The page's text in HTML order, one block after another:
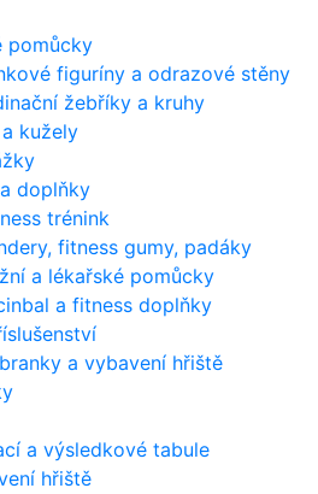
pomůcky
figuríny a odrazové stěny
žebříky a kruhy
kužely
doplňky
trénink
fitness gumy, padáky
a lékařské pomůcky
a fitness doplňky
a vybavení hřiště
a výsledkové tabule
hřiště